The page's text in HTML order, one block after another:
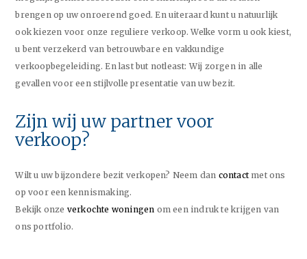
brengen op uw onroerend goed. En uiteraard kunt u natuurlijk
ook kiezen voor onze reguliere verkoop. Welke vorm u ook kiest,
u bent verzekerd van betrouwbare en vakkundige
verkoopbegeleiding. En last but notleast: Wij zorgen in alle
gevallen voor een stijlvolle presentatie van uw bezit.
Zijn wij uw partner voor
verkoop?
Wilt u uw bijzondere bezit verkopen? Neem dan contactmet ons
op voor een kennismaking.
Bekijk onze verkochte woningen om een indruk te krijgen van
ons portfolio.